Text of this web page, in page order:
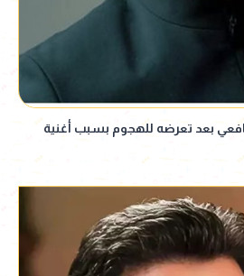
بعد تعرضه للهجوم بسبب أغنية